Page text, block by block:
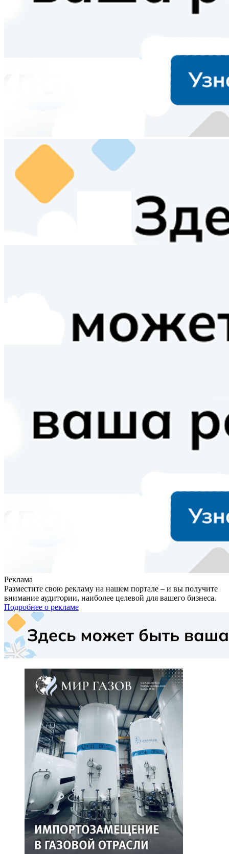
Реклама
Разместите свою рекламу на нашем портале – и вы получите
внимание аудитории, наиболее целевой для вашего бизнеса.
Подробнее о рекламе